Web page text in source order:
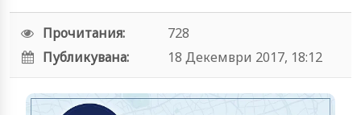
Прочитания:
728
Публикувана:
18 Декември 2017, 18:12